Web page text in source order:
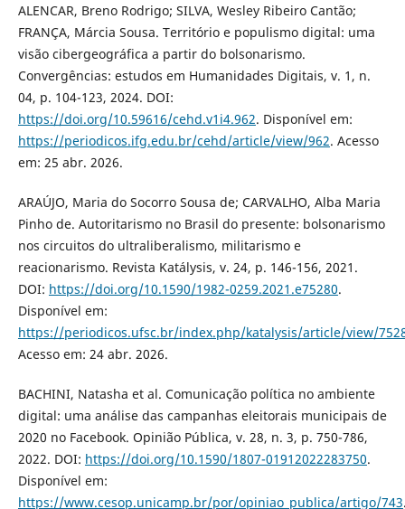
ALENCAR, Breno Rodrigo; SILVA, Wesley Ribeiro Cantão;
FRANÇA, Márcia Sousa. Território e populismo digital: uma
visão cibergeográfica a partir do bolsonarismo.
Convergências: estudos em Humanidades Digitais, v. 1, n.
04, p. 104-123, 2024. DOI:
https://doi.org/10.59616/cehd.v1i4.962. Disponível em:
https://periodicos.ifg.edu.br/cehd/article/view/962. Acesso
em: 25 abr. 2026.
ARAÚJO, Maria do Socorro Sousa de; CARVALHO, Alba Maria
Pinho de. Autoritarismo no Brasil do presente: bolsonarismo
nos circuitos do ultraliberalismo, militarismo e
reacionarismo. Revista Katálysis, v. 24, p. 146-156, 2021.
DOI: https://doi.org/10.1590/1982-0259.2021.e75280.
Disponível em:
https://periodicos.ufsc.br/index.php/katalysis/article/view/
Acesso em: 24 abr. 2026.
BACHINI, Natasha et al. Comunicação política no ambiente
digital: uma análise das campanhas eleitorais municipais de
2020 no Facebook. Opinião Pública, v. 28, n. 3, p. 750-786,
2022. DOI: https://doi.org/10.1590/1807-01912022283750.
Disponível em:
https://www.cesop.unicamp.br/por/opiniao_publica/artigo/743